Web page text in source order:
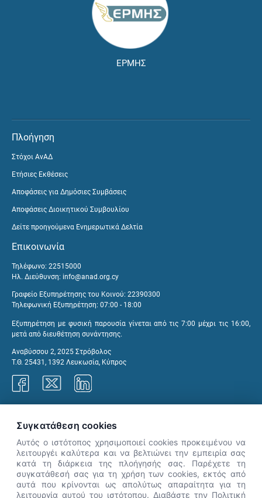
ΕΡΜΗΣ
Πλοήγηση
Στόχοι ΑνΑΔ
Ετήσιες Εκθέσεις
Αποφάσεις για Δημόσιες Συμβάσεις
Αποφάσεις Διοικητικού Συμβουλίου
Δείτε προηγούμενα Ενημερωτικά Δελτία
Επικοινωνία
Τηλέφωνο: 22515000
Ηλ. Διεύθυνση: info@anad.org.cy
Γραφείο Εξυπηρέτησης του Κοινού: 22390300
Τηλεφωνική Εξυπηρέτηση: 07:00 - 18:00
Εξυπηρέτηση με φυσική παρουσία γίνεται από τις 7:00 μέχρι τις 16:00,
μετά από διευθέτηση συνάντησης.
Αναβύσσου 2, 2025 Στρόβολος
Τ.Θ. 25431, 1392 Λευκωσία, Κύπρος
👋 Καλώς ήρθες! Είμαι η Νόησις.
Πες μου πώς μπορώ να σε βοηθήσω
Συγκατάθεση cookies
Αυτός ο ιστότοπος χρησιμοποιεί cookies προκειμένου να
λειτουργέι καλύτερα και να βελτιώνει την εμπειρία σας
κατά τη διάρκεια της πλοήγησής σας. Παρέχετε τη
συγκατάθεσή σας για τη χρήση των cookies, εκτός από
αυτά που κρίνονται ως απολύτως απαραίτητα για τη
λειτουργία αυτού του ιστότοπου. Διαβάστε την Πολιτική